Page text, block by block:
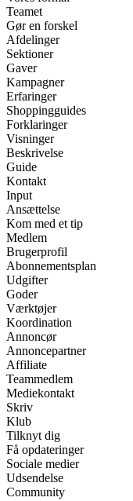
Teamet
Gør en forskel
Afdelinger
Sektioner
Gaver
Kampagner
Erfaringer
Shoppingguides
Forklaringer
Visninger
Beskrivelse
Guide
Kontakt
Input
Ansættelse
Kom med et tip
Medlem
Brugerprofil
Abonnementsplan
Udgifter
Goder
Værktøjer
Koordination
Annoncør
Annoncepartner
Affiliate
Teammedlem
Mediekontakt
Skriv
Klub
Tilknyt dig
Få opdateringer
Sociale medier
Udsendelse
Community